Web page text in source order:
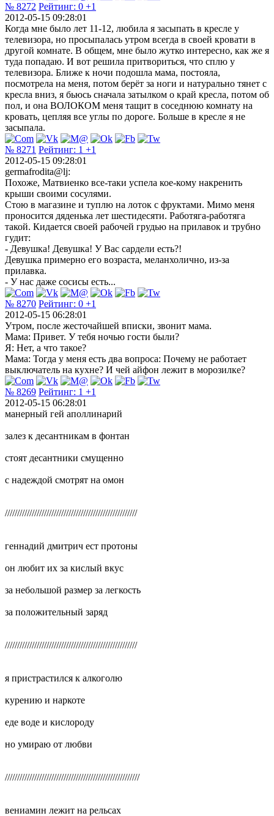
№ 8272 Рейтинг: 0 +1
2012-05-15 09:28:01
Когда мне было лет 11-12, любила я засыпать в кресле у
телевизора, но просыпалась утром всегда в своей кровати в
другой комнате. В общем, мне было жутко интересно, как же я
туда попадаю. И вот решила притвориться, что сплю у
телевизора. Ближе к ночи подошла мама, постояла,
посмотрела на меня, потом берёт за ноги и натурально тянет с
кресла вниз, я бьюсь сначала затылком о край кресла, потом об
пол, и она ВОЛОКОМ меня тащит в соседнюю комнату на
кровать, цепляя все углы по дороге. Больше в кресле я не
засыпала.
№ 8271 Рейтинг: 1 +1
2012-05-15 09:28:01
germafrodita@lj:
Похоже, Матвиенко все-таки успела кое-кому накренить
крыши своими сосулями.
Стою в магазине и туплю на лоток с фруктами. Мимо меня
проносится дяденька лет шестидесяти. Работяга-работяга
такой. Кидается своей рабочей грудью на прилавок и трубно
гудит:
- Девушка! Девушка! У Вас сардели есть?!
Девушка примерно его возраста, меланхолично, из-за
прилавка.
- У нас даже сосисы есть...
№ 8270 Рейтинг: 0 +1
2012-05-15 06:28:01
Утром, после жесточайшей вписки, звонит мама.
Мама: Привет. У тебя ночью гости были?
Я: Нет, а что такое?
Мама: Тогда у меня есть два вопроса: Почему не работает
выключатель на кухне? И чей айфон лежит в морозилке?
№ 8269 Рейтинг: 1 +1
2012-05-15 06:28:01
манерный гей аполлинарий
залез к десантникам в фонтан
стоят десантники смущенно
с надеждой смотрят на омон
//////////////////////////////////////////////////////
геннадий дмитрич ест протоны
он любит их за кислый вкус
за небольшой размер за легкость
за положительный заряд
//////////////////////////////////////////////////////
я пристрастился к алкоголю
курению и наркоте
еде воде и кислороду
но умираю от любви
///////////////////////////////////////////////////////
вениамин лежит на рельсах